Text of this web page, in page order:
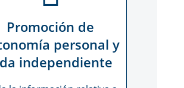
Promoción de
personal y
independiente